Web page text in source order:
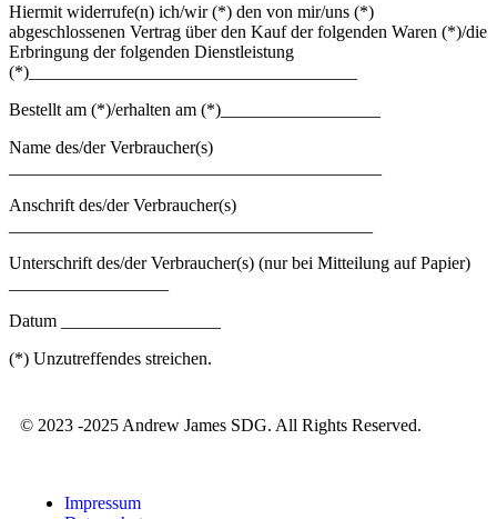
Hiermit widerrufe(n) ich/wir (*) den von mir/uns (*)
abgeschlossenen Vertrag über den Kauf der folgenden Waren (*)/die
Erbringung der folgenden Dienstleistung
(*)_____________________________________
Bestellt am (*)/erhalten am (*)__________________
Name des/der Verbraucher(s)
Anschrift des/der Verbraucher(s)
Unterschrift des/der Verbraucher(s) (nur bei Mitteilung auf Papier)
Datum __________________
(*) Unzutreffendes streichen.
© 2023 -2025 Andrew James SDG. All Rights Reserved.
Impressum